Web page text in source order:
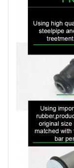
Data di
consegna
Marchio
Certificato